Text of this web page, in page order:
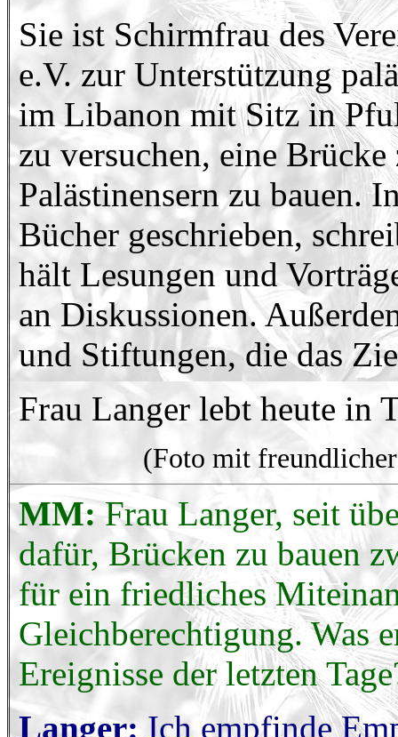
Sie ist Schirmfrau des
e.V. zur Unterstützung
im Libanon mit Sitz in
zu versuchen, eine
Palästinensern zu bauen.
Bücher geschrieben,
hält Lesungen und
an Diskussionen.
und Stiftungen, die das
Frau Langer lebt heute in
(Foto mit
MM:Frau Langer, seit
dafür, Brücken zu bauen
für ein friedliches
Gleichberechtigung. Was
Ereignisse der letzten
Langer: Ich empfinde